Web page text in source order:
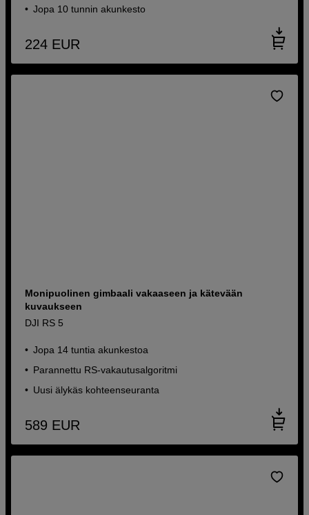
Jopa 10 tunnin akunkesto
224 EUR
Monipuolinen gimbaali vakaaseen ja kätevään
kuvaukseen
DJI RS 5
Jopa 14 tuntia akunkestoa
Parannettu RS-vakautusalgoritmi
Uusi älykäs kohteenseuranta
589 EUR